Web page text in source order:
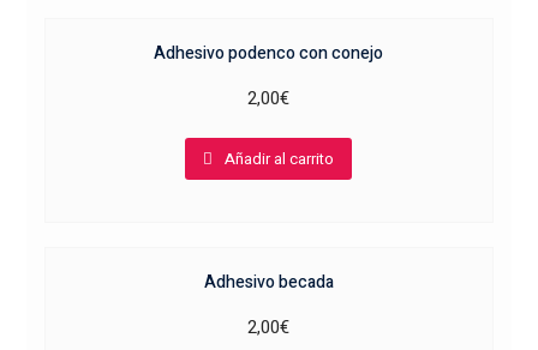
Adhesivo podenco con conejo
2,00€
Añadir al carrito
Adhesivo becada
2,00€